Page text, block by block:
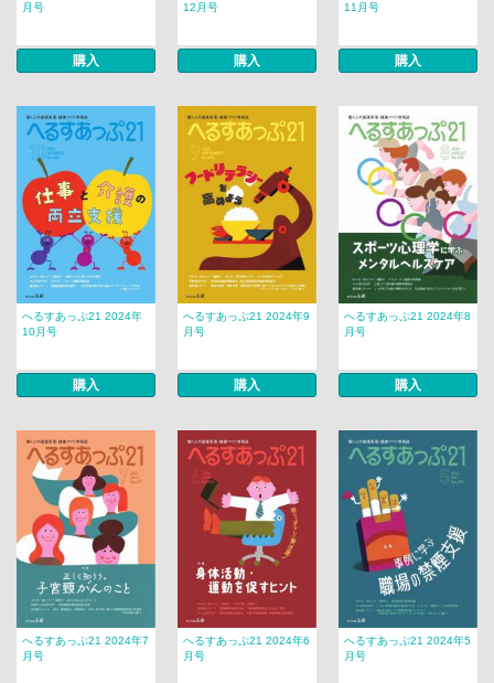
月号
購入
12月号
購入
11月号
購入
へるすあっぷ21 2024年
10月号
購入
へるすあっぷ21 2024年9
月号
購入
へるすあっぷ21 2024年8
月号
購入
へるすあっぷ21 2024年7
月号
へるすあっぷ21 2024年6
月号
へるすあっぷ21 2024年5
月号